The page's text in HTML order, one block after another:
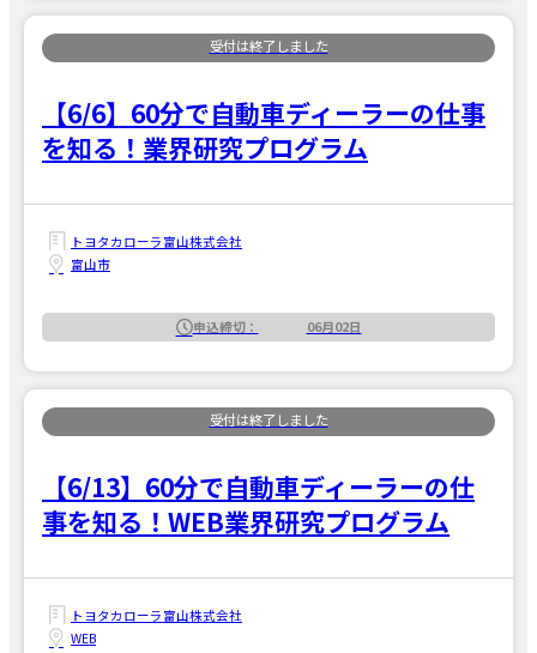
【6/6】60分で自動車ディーラーの仕事
を知る！業界研究プログラム
トヨタカローラ富山株式会社
富山市
申込締切： 06月02日
【6/13】60分で自動車ディーラーの仕
事を知る！WEB業界研究プログラム
トヨタカローラ富山株式会社
WEB